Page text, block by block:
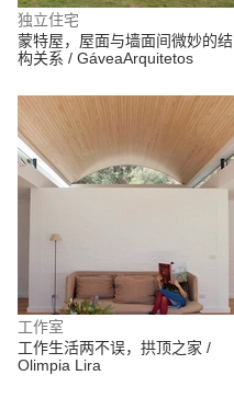
独立住宅
蒙特屋，屋面与墙面间微妙的结
构关系 / GáveaArquitetos
工作室
工作生活两不误，拱顶之家 /
Olimpia Lira